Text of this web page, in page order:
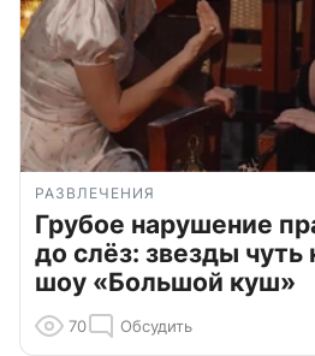
РАЗВЛЕЧЕНИЯ
Грубое нарушение
до слёз: звезды чуть
шоу «Большой куш»
70 Обсудить